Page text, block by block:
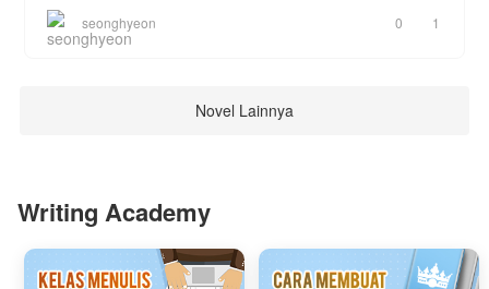
seonghyeon 0 1
Novel Lainnya
Writing Academy